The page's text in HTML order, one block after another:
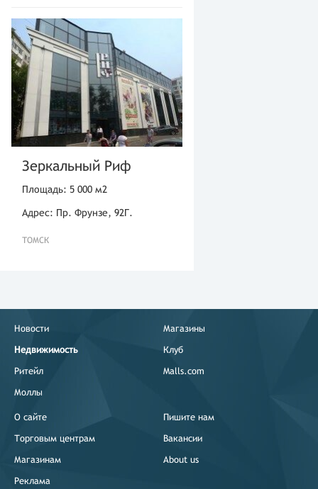
Зеркальный Риф
Площадь: 5 000 м2
Адрес: Пр. Фрунзе, 92Г.
ТОМСК
Новости
Недвижимость
Ритейл
Моллы
Магазины
Клуб
Malls.com
О сайте
Торговым центрам
Магазинам
Реклама
Пишите нам
Вакансии
About us